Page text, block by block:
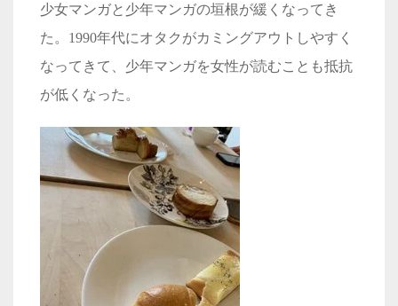
少女マンガと少年マンガの垣根が緩くなってき
た。1990年代にオタクがカミングアウトしやすく
なってきて、少年マンガを女性が読むことも抵抗
が低くなった。